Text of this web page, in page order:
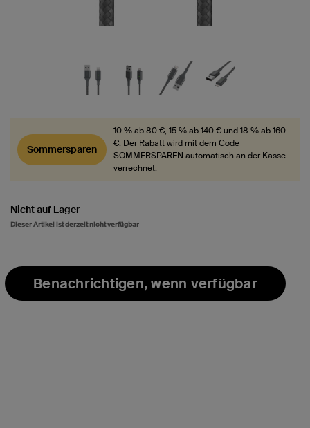
Sommersparen
10 % ab 80 €, 15 % ab 140 € und 18 % ab 160
€. Der Rabatt wird mit dem Code
SOMMERSPAREN automatisch an der Kasse
verrechnet.
Nicht auf Lager
Dieser Artikel ist derzeit nicht verfügbar
Benachrichtigen, wenn verfügbar